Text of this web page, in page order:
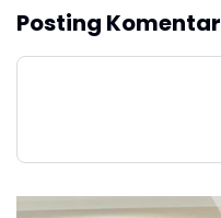
Posting Komentar